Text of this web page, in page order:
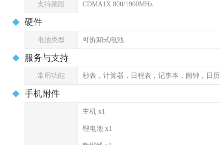
支持频段 CDMA1X 800/1900MHz
硬件
电池类型 可拆卸式电池
服务与支持
常用功能 秒表，计算器，日程表，记事本，闹钟，日
手机附件
主机 x1
锂电池 x1